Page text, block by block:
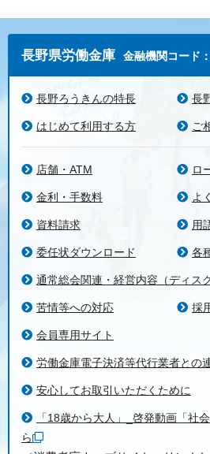
長野県労働金庫 金融機関コード
長野ろうきんの特長 長
はじめて利用する方 ご
店舗・ATM ロ
金利・手数料 よ
資料請求 用
委任状ダウンロード 各
通常総会関連・経営内容（ディス
苦情等への対応 採
会員専用サイト
労働金庫電子決済等代行業者との
安心してお取引いただくために
「18歳から大人」_啓発動画「社
ら